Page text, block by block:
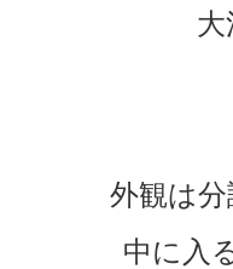
外観は
中に入